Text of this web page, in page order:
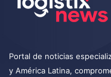
Portal de noticias
y América Latina,